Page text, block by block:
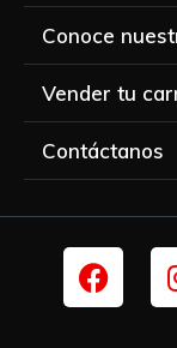
Conoce
Vender tu
Contáctanos